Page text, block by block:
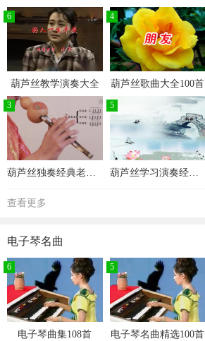
6
葫芦丝教学演奏大全
4
葫芦丝歌曲大全100首
3
葫芦丝独奏经典老歌100首
5
葫芦丝学习演奏经典歌曲
查看更多
电子琴名曲
6
电子琴曲集108首
5
电子琴名曲精选100首